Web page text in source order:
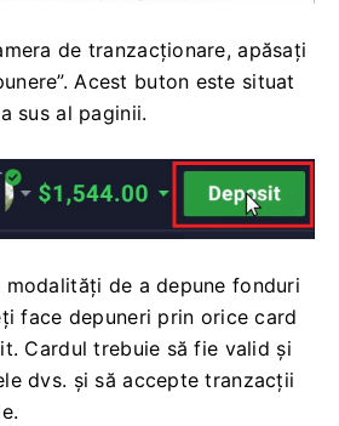
de tranzacționare, apăsați
Acest buton este situat
sus al paginii.
modalități de a depune fonduri
face depuneri prin orice card
Cardul trebuie să fie valid și
dvs. și să accepte tranzacții